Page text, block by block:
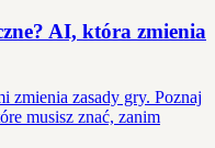
AI, która zmienia
zmienia zasady gry. Poznaj
musisz znać, zanim